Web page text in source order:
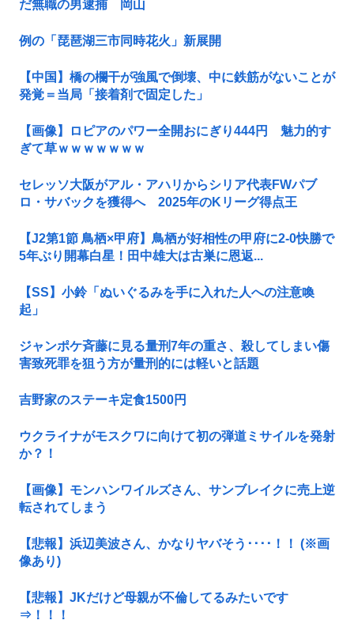
だ無職の男逮捕 岡山
例の「琵琶湖三市同時花火」新展開
【中国】橋の欄干が強風で倒壊、中に鉄筋がないことが
発覚＝当局「接着剤で固定した」
【画像】ロピアのパワー全開おにぎり444円 魅力的す
ぎて草ｗｗｗｗｗｗｗ
セレッソ大阪がアル・アハリからシリア代表FWパブ
ロ・サバックを獲得へ 2025年のKリーグ得点王
【J2第1節 鳥栖×甲府】鳥栖が好相性の甲府に2-0快勝で
5年ぶり開幕白星！田中雄大は古巣に恩返...
【SS】小鈴「ぬいぐるみを手に入れた人への注意喚
起」
ジャンポケ斉藤に見る量刑7年の重さ、殺してしまい傷
害致死罪を狙う方が量刑的には軽いと話題
吉野家のステーキ定食1500円
ウクライナがモスクワに向けて初の弾道ミサイルを発射
か？！
【画像】モンハンワイルズさん、サンブレイクに売上逆
転されてしまう
【悲報】浜辺美波さん、かなりヤバそう････！！ (※画
像あり)
【悲報】JKだけど母親が不倫してるみたいです
⇒！！！